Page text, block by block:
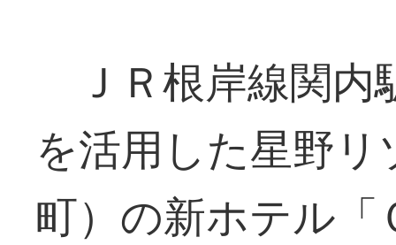
ＪＲ根岸線関内
を活用した星野
町）の新ホテル